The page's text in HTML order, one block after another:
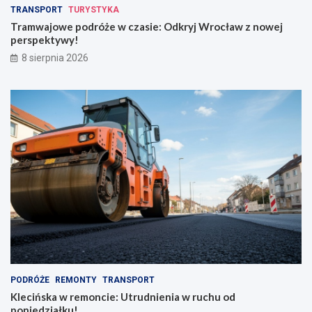
z
r
a
d
n
y
m
p
l
e
c
a
k
e
m
w
p
e
e
k
t
y
w
y
!
TRANSPORT TURYSTYKA
Tramwajowe podróże w czasie: Odkryj Wrocław z nowej
perspektywy!
8 sierpnia 2026
PODRÓŻE REMONTY TRANSPORT
Klecińska w remoncie: Utrudnienia w ruchu od